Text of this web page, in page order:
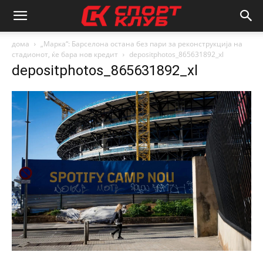
дома
„Марка“: Барселона остана без пари за реконструкција на
стадионот, ќе бара нов кредит
depositphotos_865631892_xl
depositphotos_865631892_xl